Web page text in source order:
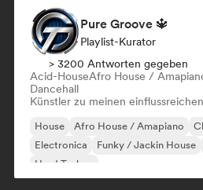
Pure Groove 🔱
Playlist-Kurator
> 3200 Antworten gegeben
Acid-HouseAfro House /
Dancehall
Künstler zu meinen
House Afro House / Amapiano
Electronica
Funky / Jackin House
Hard Techno